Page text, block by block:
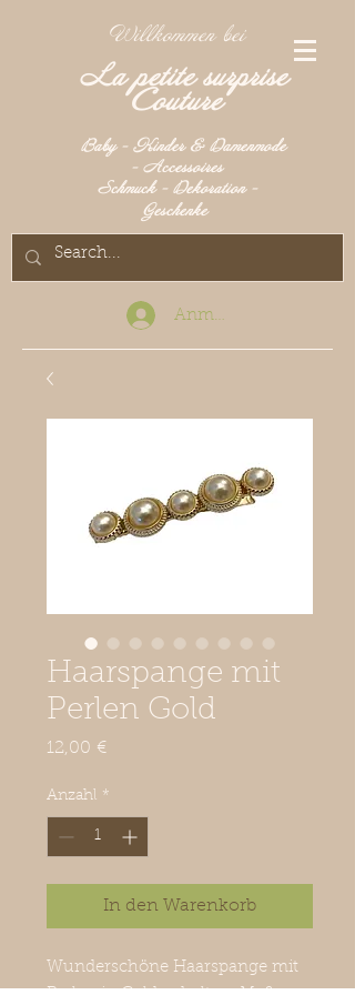
Willkommen bei
La petite surprise
Couture
Baby - Kinder & Damenmode
- Accessoires
Schmuck - Dekoration -
Geschenke
Anmelden
Haarspange mit
Perlen Gold
12,00 €Preis
Anzahl *
In den Warenkorb
Wunderschöne Haarspange mit